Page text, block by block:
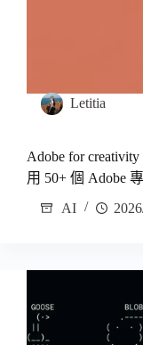
Letitia
Adobe for
用 50+ 個 Adobe
AI